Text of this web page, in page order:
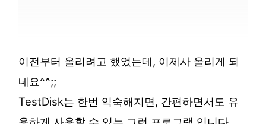
이전부터 올리려고 했었는데, 이제사 올리게 되
네요^^;;
TestDisk는 한번 익숙해지면, 간편하면서도 유